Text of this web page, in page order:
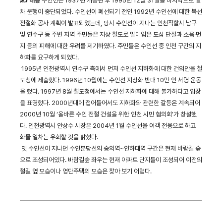
차 운행이 중단되었다. 수인선이 폐선되기 전인 1992년 수인선에 대한 복선
전철화 공사 계획이 발표되었는데, 당시 수인선이 지나는 인천직할시 남구
및 연수구 등 주변 지역 주민들은 지상 철도로 말미암은 도심 단절과 소음·먼
지 등의 피해에 대한 우려를 제기하였다. 주민들은 수인선 중 인천 구간의 지
하화를 요구하게 되었다.
1995년 인천광역시 연수구 측에서 먼저 수인선 지하화에 대한 건의안을 철
도청에 제출했다. 1996년 10월에는 수인선 지상화 반대 10만 인 서명 운동
을 했다. 1997년 8월 철도청에서는 수인선 지하화에 대해 불가하다고 입장
을 표명했다. 2000년대에 접어들어서도 지하화와 관련한 갈등은 계속되어
2000년 10월 ‘올바른 수인 전철 건설을 위한 인천 시민 협의회’가 창설했
다. 인천광역시 안상수 시장은 2004년 1월 수인선을 여객 전용으로 하고
화물 열차는 우회할 것을 밝혔다.
옛 수인선이 지나던 수인분당선의 숭의역~인하대역 구간은 현재 바람길 숲
으로 조성되어있다. 바람길숲 좌우는 현재 아파트 단지들이 조성되어 이전의
철길 옆 모습이나 영단주택의 모습은 찾아 보기 어렵다.